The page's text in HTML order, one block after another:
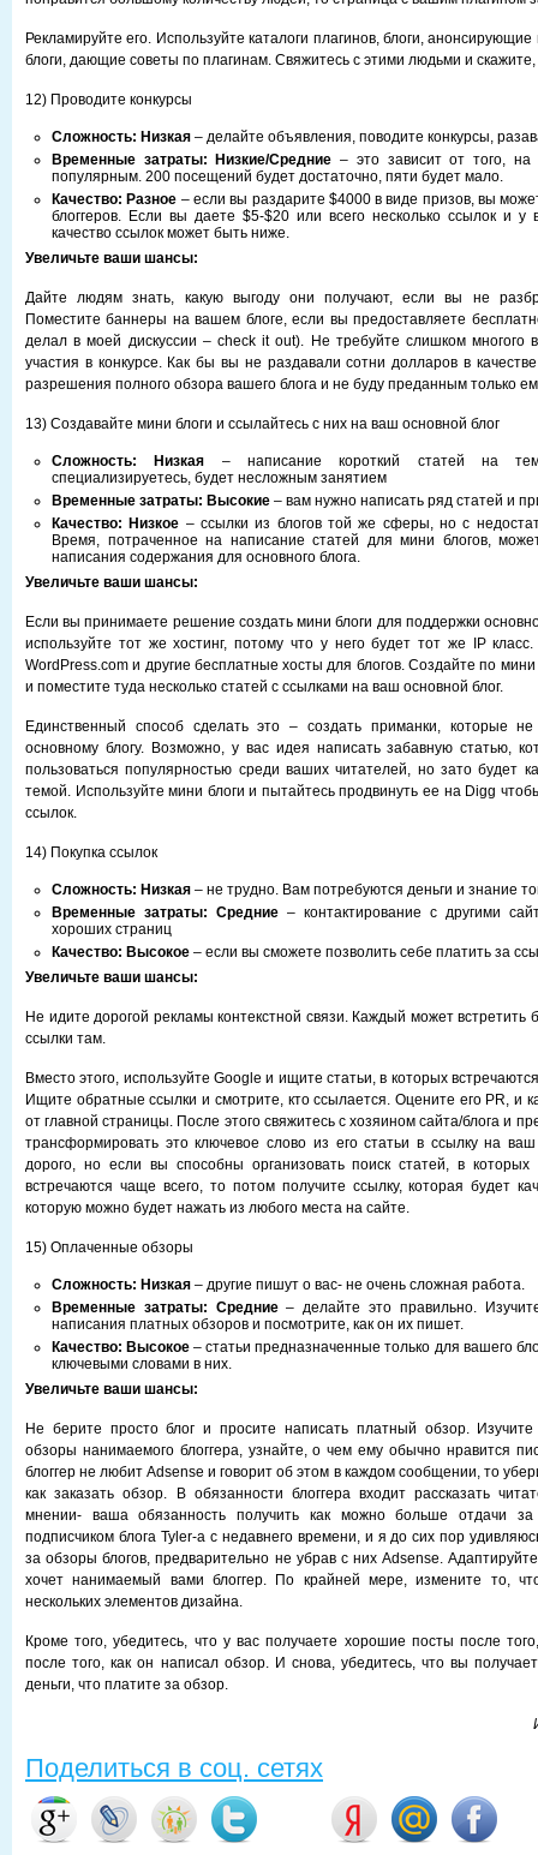
Рекламируйте его. Используйте каталоги плагинов, блоги,
блоги, дающие советы по плагинам. Свяжитесь с этими людьми и
12) Проводите конкурсы
Сложность: Низкая – делайте объявления, поводите конкурсы,
Временные затраты:
Низкие/Средние – это зависит от того, на
популярным. 200 посещений будет достаточно, пяти будет мало.
Качество: Разное – если вы раздарите $4000 в виде призов, вы
блоггеров. Если вы даете $5-$20 или всего несколько ссылок и у
качество ссылок может быть ниже.
Увеличьте ваши шансы:
Дайте людям знать, какую выгоду они получают, если вы не
Поместите баннеры на вашем блоге, если вы предоставляете
делал в моей дискуссии – check it out). Не требуйте слишком многого
участия в конкурсе. Как бы вы не раздавали сотни долларов в
разрешения полного обзора вашего блога и не буду преданным только
13) Создавайте мини блоги и ссылайтесь с них на ваш основной блог
Сложность: Низкая – написание короткий статей на
специализируетесь, будет несложным занятием
Временные затраты: Высокие – вам нужно написать ряд статей и
Качество: Низкое – ссылки из блогов той же сферы, но с
Время, потраченное на написание статей для мини блогов,
написания содержания для основного блога.
Увеличьте ваши шансы:
Если вы принимаете решение создать мини блоги для поддержки
используйте тот же хостинг, потому что у него будет тот же IP
WordPress.com и другие бесплатные хосты для блогов. Создайте по
и поместите туда несколько статей с ссылками на ваш основной блог.
Единственный способ сделать это – создать приманки, которые
основному блогу. Возможно, у вас идея написать забавную статью,
пользоваться популярностью среди ваших читателей, но зато будет
темой. Используйте мини блоги и пытайтесь продвинуть ее на Digg
ссылок.
14) Покупка ссылок
Сложность: Низкая – не трудно. Вам потребуются деньги и знание
Временные затраты: Средние – контактирование с другими
хороших страниц
Качество: Высокое – если вы сможете позволить себе платить за
Увеличьте ваши шансы:
Не идите дорогой рекламы контекстной связи. Каждый может встретить
ссылки там.
Вместо этого, используйте Google и ищите статьи, в которых
Ищите обратные ссылки и смотрите, кто ссылается. Оцените его PR, и
от главной страницы. После этого свяжитесь с хозяином сайта/блога и
трансформировать это ключевое слово из его статьи в ссылку на
дорого, но если вы способны организовать поиск статей, в
встречаются чаще всего, то потом получите ссылку, которая будет
которую можно будет нажать из любого места на сайте.
15) Оплаченные обзоры
Сложность: Низкая – другие пишут о вас- не очень сложная работа.
Временные затраты: Средние– делайте это правильно.
написания платных обзоров и посмотрите, как он их пишет.
Качество: Высокое – статьи предназначенные только для вашего
ключевыми словами в них.
Увеличьте ваши шансы:
Не берите просто блог и просите написать платный обзор.
обзоры нанимаемого блоггера, узнайте, о чем ему обычно нравится
блоггер не любит Adsense и говорит об этом в каждом сообщении, то
как заказать обзор. В обязанности блоггера входит рассказать
мнении- ваша обязанность получить как можно больше отдачи
подписчиком блога Tyler-a с недавнего времени, и я до сих пор
за обзоры блогов, предварительно не убрав с них Adsense. Адаптируйте
хочет нанимаемый вами блоггер. По крайней мере, измените то,
нескольких элементов дизайна.
Кроме того, убедитесь, что у вас получаете хорошие посты после
после того, как он написал обзор. И снова, убедитесь, что вы
деньги, что платите за обзор.
Поделиться в соц. сетях